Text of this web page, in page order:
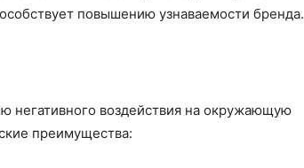
повышению узнаваемости бренда.
негативного воздействия на окружающую
преимущества: